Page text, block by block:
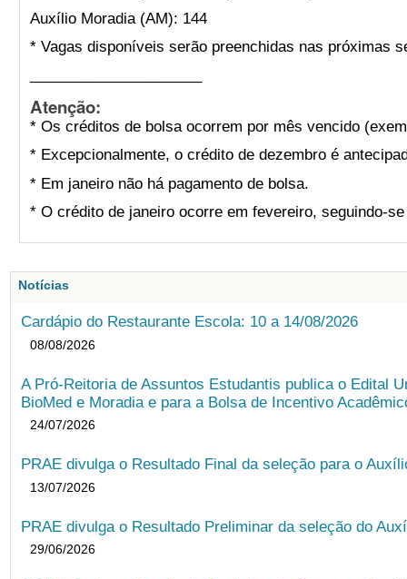
Auxílio Moradia (AM): 144
* Vagas disponíveis serão preenchidas nas próximas
Atenção:
* Os créditos de bolsa ocorrem por mês vencido
* Excepcionalmente, o crédito de dezembro é
* Em janeiro não há pagamento de bolsa.
* O crédito de janeiro ocorre em fevereiro, seguindo-
Notícias
Cardápio do Restaurante Escola: 10 a 14/08/2026
08/08/2026
A Pró-Reitoria de Assuntos Estudantis publica o Edital
BioMed e Moradia e para a Bolsa de Incentivo
24/07/2026
PRAE divulga o Resultado Final da seleção para o
13/07/2026
PRAE divulga o Resultado Preliminar da seleção do
29/06/2026